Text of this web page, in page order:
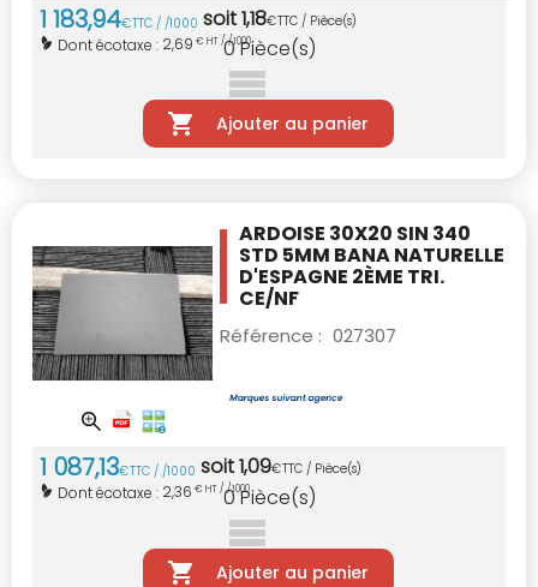
1 183,94€TTC / /1000 soit1,18€TTC / Pièce(s)
Dont écotaxe : 2,69 € HT / /1000
0Pièce(s)
Ajouter au panier
ARDOISE 30X20 SIN 340
STD 5MM BANANATURELLE
D'ESPAGNE 2ÈME TRI.
CE/NF
Référence : 027307
1 087,13€TTC / /1000 soit1,09€TTC / Pièce(s)
Dont écotaxe : 2,36 € HT / /1000
0Pièce(s)
Ajouter au panier